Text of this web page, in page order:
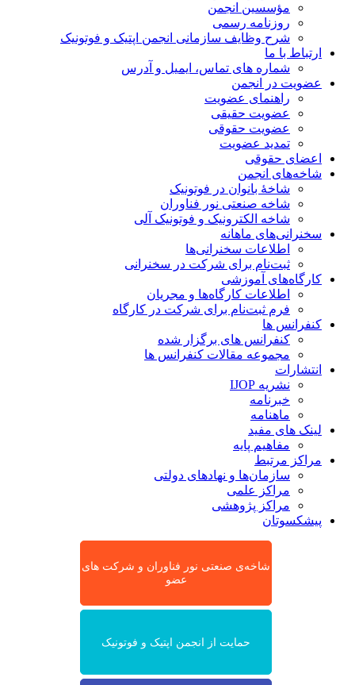
مؤسسین انجمن
روزنامه رسمی
شرح وظایف سازمانی انجمن اپتیک و فوتونیک
ارتباط با ما
شماره های تماس، ایمیل و آدرس
عضویت در انجمن
راهنمای عضویت
عضویت حقیقی
عضویت حقوقی
تمدید عضویت
اعضای حقوقی
شاخه‌های انجمن
شاخۀ بانوان در فوتونیک
شاخه صنعتی نور فناوران
شاخه‌ الکترونیک و فوتونیک آلی
سخنرانی‌های ماهانه
اطلاعات سخنرانی‌‌ها
ثبت‌نام برای شرکت در سخنرانی
کارگاه‌های آموزشی
اطلاعات کارگاه‌ها و مجریان
فرم ثبت‌نام برای شرکت در کارگاه
کنفرانس ها
کنفرانس های برگزار شده
مجموعه مقالات کنفرانس ها
انتشارات
نشریه IJOP
خبرنامه
ماهنامه
لینک های مفید
مفاهیم پایه
مراکز مرتبط
سازمان‌ها و نهادهای دولتی
مراکز علمی
مراکز پژوهشی
پیشکسوتان
شاخه‌ی صنعتی نور فناوران و شرکت های
عضو
حمایت از انجمن اپتیک و فوتونیک